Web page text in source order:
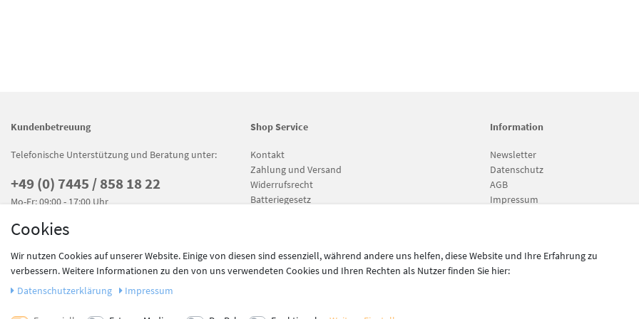
Kundenbetreuung
Telefonische Unterstützung und Beratung unter:
+49 (0) 7445 / 858 18 22
Mo-Fr: 09:00 - 17:00 Uhr
Shop Service
Kontakt
Zahlung und Versand
Widerrufsrecht
Batteriegesetz
Information
Newsletter
Datenschutz
AGB
Impressum
Unsere Zahlungsdienstleister
Copyright © Babyshoppen 2023 - Alle Rechte vorbehalten
Cookies
Wir nutzen Cookies auf unserer Website. Einige von diesen sind essenziell, während andere uns helfen, diese Website und Ihre Erfahrung zu
verbessern. Weitere Informationen zu den von uns verwendeten Cookies und Ihren Rechten als Nutzer finden Sie hier:
Daten­schutz­erklärung
Impressum